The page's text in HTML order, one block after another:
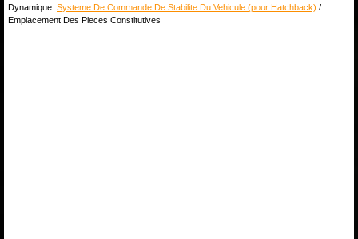
Dynamique: Systeme De Commande De Stabilite Du Vehicule (pour Hatchback) /
Emplacement Des Pieces Constitutives